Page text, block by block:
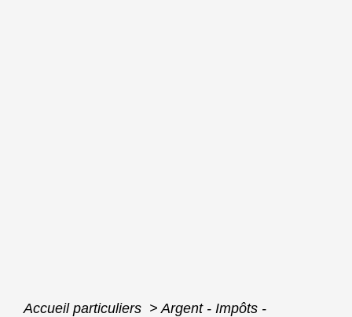
Accueil particuliers > Argent - Impôts -